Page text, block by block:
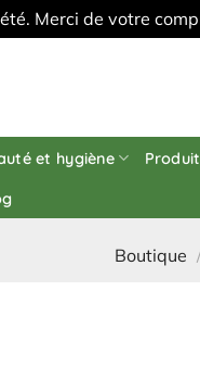
Merci de votre
et hygiène
Boutique